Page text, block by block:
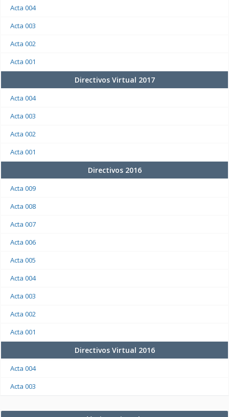
Acta 004
Acta 003
Acta 002
Acta 001
Directivos Virtual 2017
Acta 004
Acta 003
Acta 002
Acta 001
Directivos 2016
Acta 009
Acta 008
Acta 007
Acta 006
Acta 005
Acta 004
Acta 003
Acta 002
Acta 001
Directivos Virtual 2016
Acta 004
Acta 003